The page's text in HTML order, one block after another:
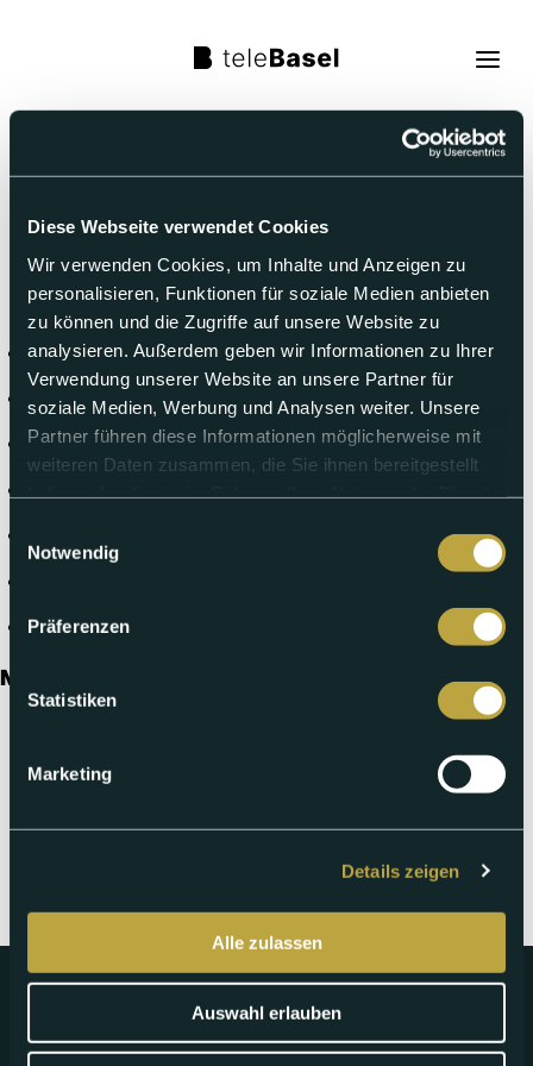
Diese Webseite verwendet Cookies
Wir verwenden Cookies, um Inhalte und Anzeigen zu
personalisieren, Funktionen für soziale Medien anbieten
zu können und die Zugriffe auf unsere Website zu
analysieren. Außerdem geben wir Informationen zu Ihrer
Verwendung unserer Website an unsere Partner für
soziale Medien, Werbung und Analysen weiter. Unsere
Partner führen diese Informationen möglicherweise mit
weiteren Daten zusammen, die Sie ihnen bereitgestellt
Einwilligungsauswahl
Notwendig
Präferenzen
Statistiken
Marketing
Details zeigen
Alle zulassen
Auswahl erlauben
Live TV
Sendungen
TV Programm
Über uns
Suche
Trag mit!
-
TV
Programm
Heute
Morgen
Di 11. Aug.
Sa 15. Aug.
Mittwoch 30.04.2025
Telebasel jetzt auch als App:
Impressum